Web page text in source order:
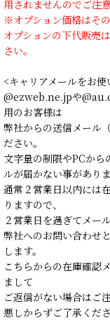
用されませんのでご注
※オプション価格はそ
オプションの下代販売
さい。
<キャリアメールをお
@ezweb.ne.jpや
用のお客様は
弊社からの送信メール
ださい。
文字量の制限やPCか
ルが届かない事がありま
通常２営業日以内には
りますので、
２営業日を過ぎてメー
弊社へのお問い合わせ
します。
こちらからの在庫確認
まして
ご返信がない場合はご
悪しからずご了承くださ